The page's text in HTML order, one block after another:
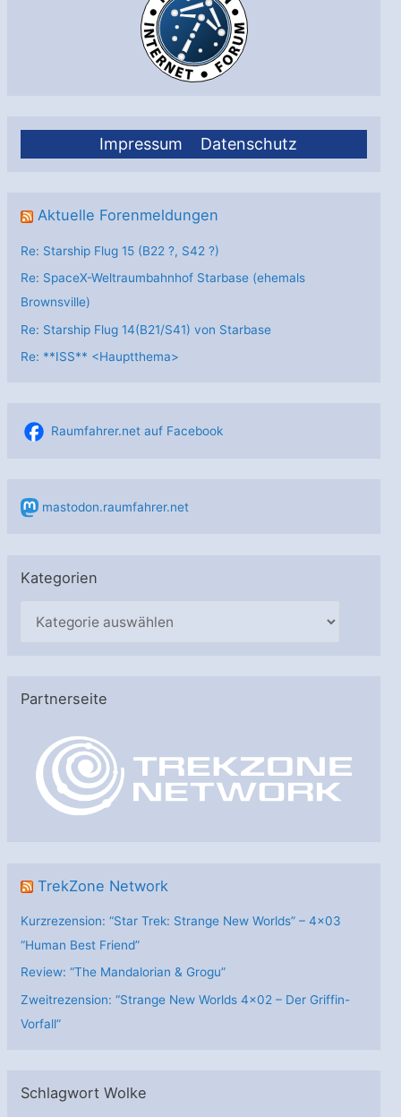
Impressum Datenschutz
Aktuelle Forenmeldungen
Re: Starship Flug 15 (B22 ?, S42 ?)
Re: SpaceX-Weltraumbahnhof Starbase (ehemals
Brownsville)
Re: Starship Flug 14(B21/S41) von Starbase
Re: **ISS** <Hauptthema>
Raumfahrer.net auf Facebook
mastodon.raumfahrer.net
Kategorien
g
Partnerseite
TrekZone Network
Kurzrezension: “Star Trek: Strange New Worlds” – 4×03
“Human Best Friend”
Review: “The Mandalorian & Grogu”
Zweitrezension: “Strange New Worlds 4×02 – Der Griffin-
Vorfall”
Schlagwort Wolke